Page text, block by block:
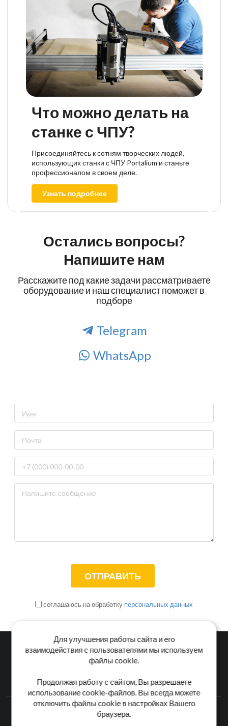
Что можно делать на
станке с ЧПУ?
Присоединяйтесь к сотням творческих людей,
использующих станки с ЧПУ Portalium и станьте
профессионалом в своем деле.
Узнать подробнее
Остались вопросы?
Напишите нам
Расскажите под какие задачи рассматриваете
оборудование и наш специалист поможет в
подборе
Telegram
WhatsApp
соглашаюсь на обработку персональных данных
Контакты
Для дома 3D обработка
Для улучшения работы сайта и его
взаимодействия с пользователями мы используем
файлы cookie.
Продолжая работу с сайтом, Вы разрешаете
использование cookie-файлов. Вы всегда можете
отключить файлы cookie в настройках Вашего
браузера.